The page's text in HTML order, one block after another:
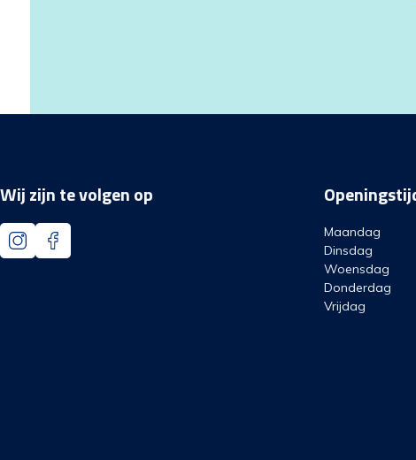
Wij zijn te volgen op
Maandag
Dinsdag
Woensdag
Donderdag
Vrijdag